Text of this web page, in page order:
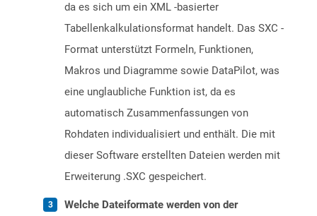
da es sich um ein XML -basierter
Tabellenkalkulationsformat handelt. Das SXC -
Format unterstützt Formeln, Funktionen,
Makros und Diagramme sowie DataPilot, was
eine unglaubliche Funktion ist, da es
automatisch Zusammenfassungen von
Rohdaten individualisiert und enthält. Die mit
dieser Software erstellten Dateien werden mit
Erweiterung .SXC gespeichert.
Welche Dateiformate werden von der